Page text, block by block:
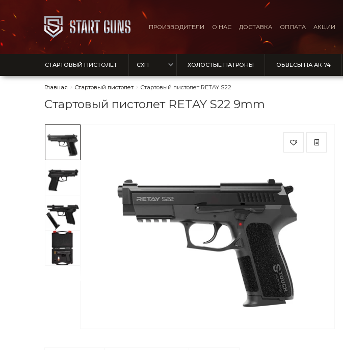
ПРОИЗВОДИТЕЛИ О НАС ДОСТАВКА ОПЛАТА АКЦИИ
СТАРТОВЫЙ ПИСТОЛЕТ СХП ХОЛОСТЫЕ ПАТРОНЫ ОБВЕСЫ НА АК-74
Главная Стартовый пистолет Стартовый пистолет RETAY S22
Стартовый пистолет RETAY S22 9mm